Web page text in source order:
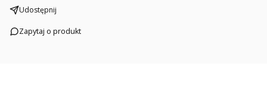
Udostępnij
Zapytaj o produkt